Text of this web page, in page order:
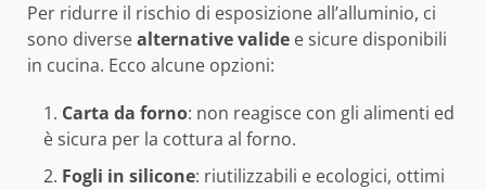
Per ridurre il rischio di esposizione all’alluminio, ci
sono diversealternative valide e sicure disponibili
in cucina. Ecco alcune opzioni:
Carta da forno: non reagisce con gli alimenti ed
è sicura per la cottura al forno.
Fogli in silicone: riutilizzabili e ecologici, ottimi